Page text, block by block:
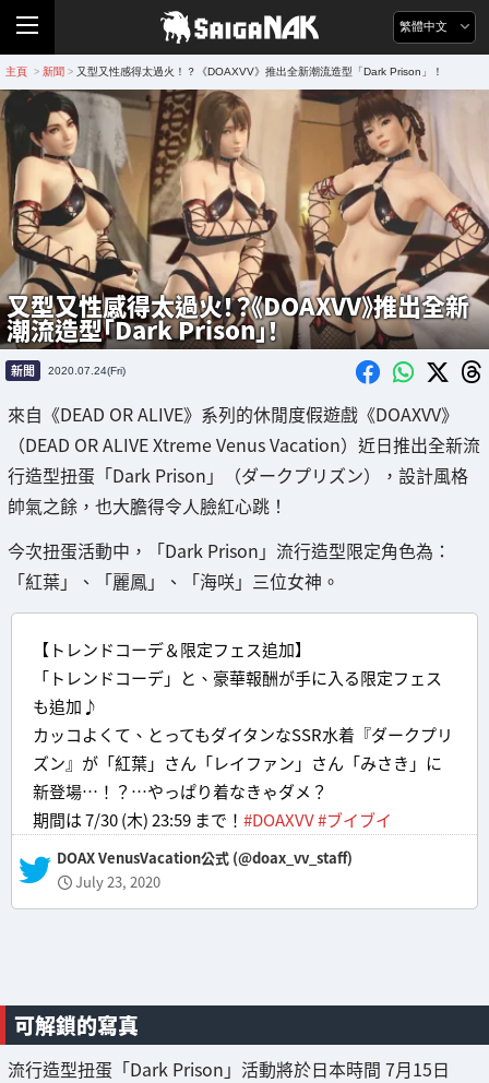
繁體中文
主頁 > 新聞 > 又型又性感得太過火！？《DOAXVV》推出全新潮流造型「Dark Prison」！
又型又性感得太過火！？《DOAXVV》推出全新
潮流造型「Dark Prison」！
新聞 2020.07.24(Fri)
來自《DEAD OR ALIVE》系列的休閒度假遊戲《DOAXVV》
（DEAD OR ALIVE Xtreme Venus Vacation）近日推出全新流
行造型扭蛋「Dark Prison」（ダークプリズン），設計風格
帥氣之餘，也大膽得令人臉紅心跳！
今次扭蛋活動中，「Dark Prison」流行造型限定角色為：
「紅葉」、「麗鳳」、「海咲」三位女神。
【トレンドコーデ＆限定フェス追加】
「トレンドコーデ」と、豪華報酬が手に入る限定フェス
も追加♪
カッコよくて、とってもダイタンなSSR水着『ダークプリ
ズン』が「紅葉」さん「レイファン」さん「みさき」に
新登場…！？…やっぱり着なきゃダメ？
期間は 7/30 (木) 23:59 まで！ #DOAXVV#ブイブイ
— DOAX VenusVacation公式 (@doax_vv_staff)
July 23, 2020
可解鎖的寫真
流行造型扭蛋「Dark Prison」活動將於日本時間 7月15日